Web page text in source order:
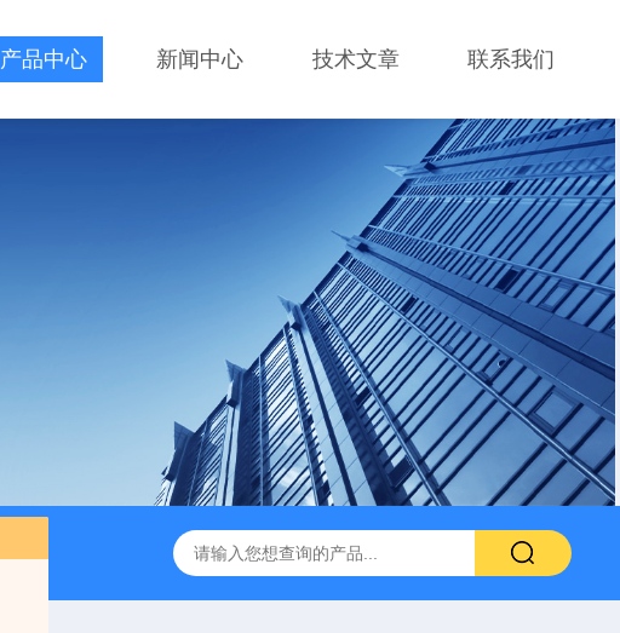
产品中心 新闻中心 技术文章 联系我们
FT-YW10一体式超声波液位计 FT-ZDSQ无线土壤墒情监测仪厂家